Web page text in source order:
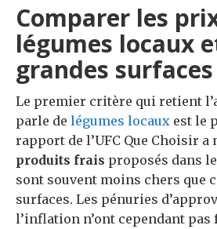
Comparer les
légumes locaux
grandes surfaces
Le premier critère qui retient
parle de légumes locaux est le
rapport de l’UFC Que Choisir a
produits frais proposés dans
sont souvent moins chers que
surfaces. Les pénuries
l’inflation n’ont cependant